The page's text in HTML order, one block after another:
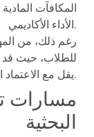
المكافآت
الأداء الأكاديمي.
رغم ذلك، من
يقل مع الاعتماد المفرط على المكافآت الخارجية.
مسارات
البحثية